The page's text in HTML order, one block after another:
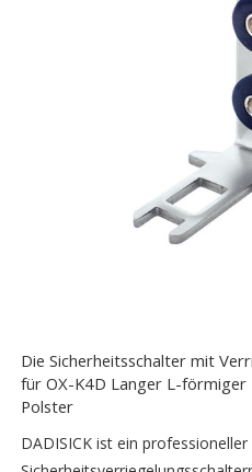
Die Sicherheitsschalter mit
für OX-K4D Langer L-
Polster
DADISICK ist ein